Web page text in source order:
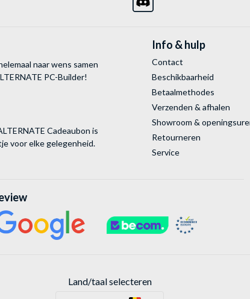
naar wens samen
PC-Builder!
Cadeaubon is
voor elke gelegenheid.
Info & hulp
Contact
Beschikbaarheid
Betaalmethodes
Verzenden & afhalen
Showroom &
Retourneren
Service
Land/taal selecteren